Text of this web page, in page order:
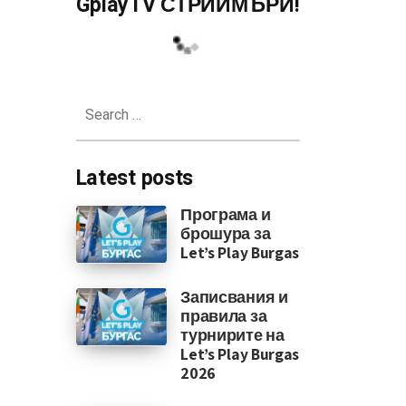
на играта
for:
Latest posts
Програма и
брошура за
Let’s Play Burgas
Записвания и
правила за
турнирите на
Let’s Play Burgas
2026